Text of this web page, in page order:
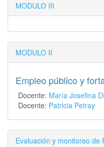
MODULO III
MODULO II
Empleo público y
Docente: María Josefina
Docente: Patricia Petray
Evaluación y monitoreo de